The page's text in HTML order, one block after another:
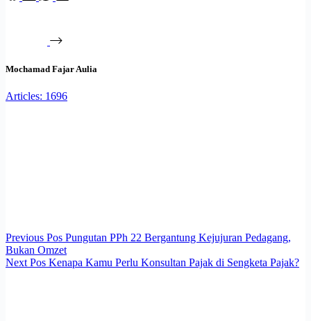
Mochamad Fajar Aulia
Articles: 1696
Previous Pos Pungutan PPh 22 Bergantung Kejujuran Pedagang,
Bukan Omzet
Next Pos Kenapa Kamu Perlu Konsultan Pajak di Sengketa Pajak?